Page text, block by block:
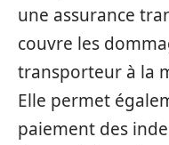
une assurance
couvre les
transporteur à la
Elle permet
paiement des